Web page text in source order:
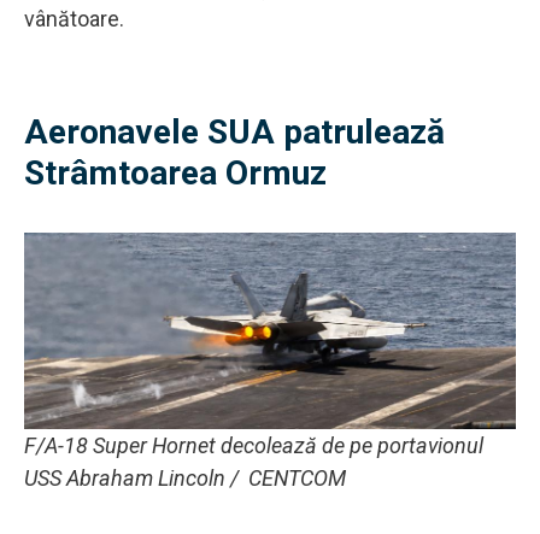
vânătoare.
Aeronavele SUA patrulează
Strâmtoarea Ormuz
F/A-18 Super Hornet decolează de pe portavionul
USS Abraham Lincoln / CENTCOM